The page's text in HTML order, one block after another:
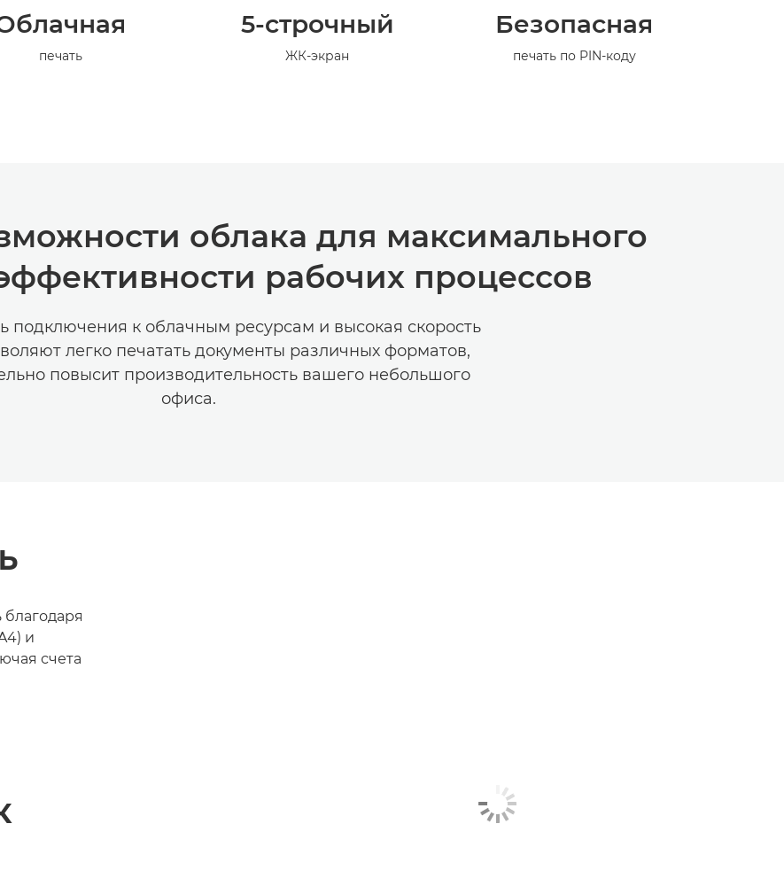
печать
5-строчный
ЖК-экран
Безопасная
печать по PIN-коду
облака для максимального
рабочих процессов
подключения к облачным ресурсам и высокая скорость
легко печатать документы различных форматов,
повысит производительность вашего небольшого
офиса.
и
счета